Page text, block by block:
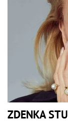
ZDENKA